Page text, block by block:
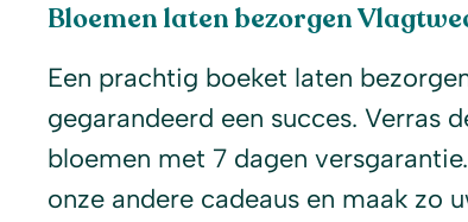
Bloemen laten bezorgen
Een prachtig boeket laten
gegarandeerd een succes. Verras
bloemen met 7 dagen
onze andere cadeaus en maak zo